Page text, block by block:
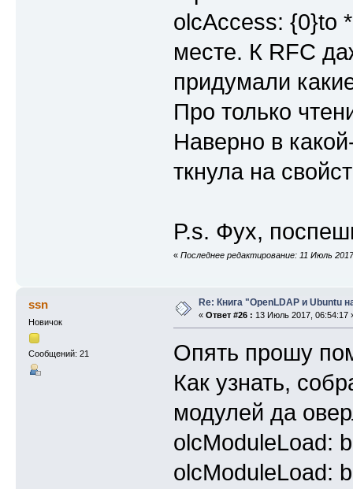
olcAccess: {0}to
месте. К RFC
придумали
Про только
Наверно в
ткнула на
P.s. Фух,
« Последнее редактирование: 11 Июль
ssn
Новичок
Сообщений: 21
Re: Книга "OpenLDAP и Ubuntu
« Ответ #26 : 13 Июль 2017, 06:54:17
Опять прошу
Как узнать,
модулей да
olcModuleLoad:
olcModuleLoad: